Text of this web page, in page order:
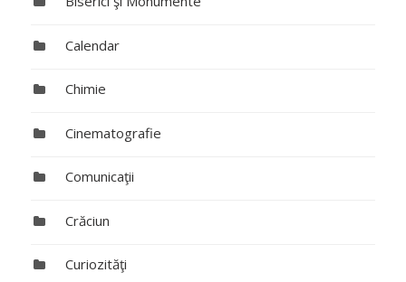
Calendar
Chimie
Cinematografie
Comunicaţii
Crăciun
Curiozităţi